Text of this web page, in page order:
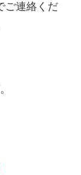
ご連絡くだ